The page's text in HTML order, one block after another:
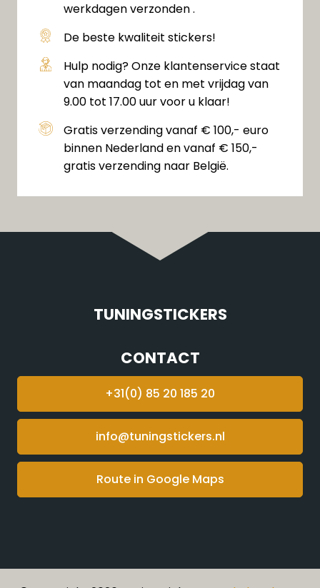
werkdagen verzonden .
De beste kwaliteit stickers!
Hulp nodig? Onze klantenservice staat
van maandag tot en met vrijdag van
9.00 tot 17.00 uur voor u klaar!
Gratis verzending vanaf € 100,- euro
binnen Nederland en vanaf € 150,-
gratis verzending naar België.
TUNINGSTICKERS
CONTACT
+31(0) 85 20 185 20
info@tuningstickers.nl
Route in Google Maps